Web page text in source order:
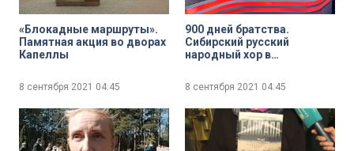
«Блокадные маршруты».
Памятная акция во дворах
Капеллы
8 сентября 2021 04:45
900 дней братства.
Сибирский русский
народный хор в
летия начала блокады
Ленинграда
8 сентября 2021 04:45